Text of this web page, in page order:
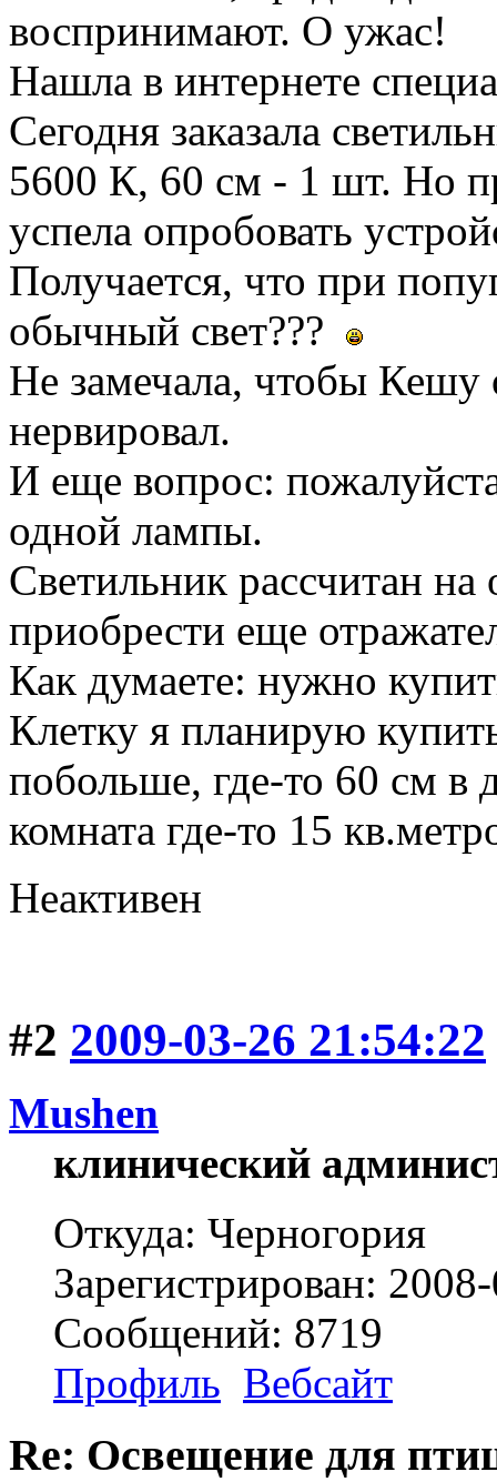
воспринимают. О ужас!
Нашла в интернете
Сегодня заказала
5600 К, 60 см - 1 шт. Но
успела опробовать
Получается, что при
обычный свет???
Не замечала, чтобы Кешу
нервировал.
И еще вопрос:
одной лампы.
Светильник рассчитан
приобрести еще
Как думаете: нужно
Клетку я планирую
побольше, где-то 60 см
комната где-то 15
Неактивен
#2 2009-03-26 21:54:22
Mushen
клинический
Откуда: Черногория
Зарегистрирован:
Сообщений: 8719
Профиль Вебсайт
Re: Освещение для